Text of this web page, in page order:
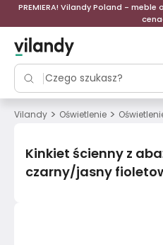
PREMIERA! Vilandy Poland -
Vilandy > Oświetlenie >
Kinkiet ścienny z
czarny/jasny